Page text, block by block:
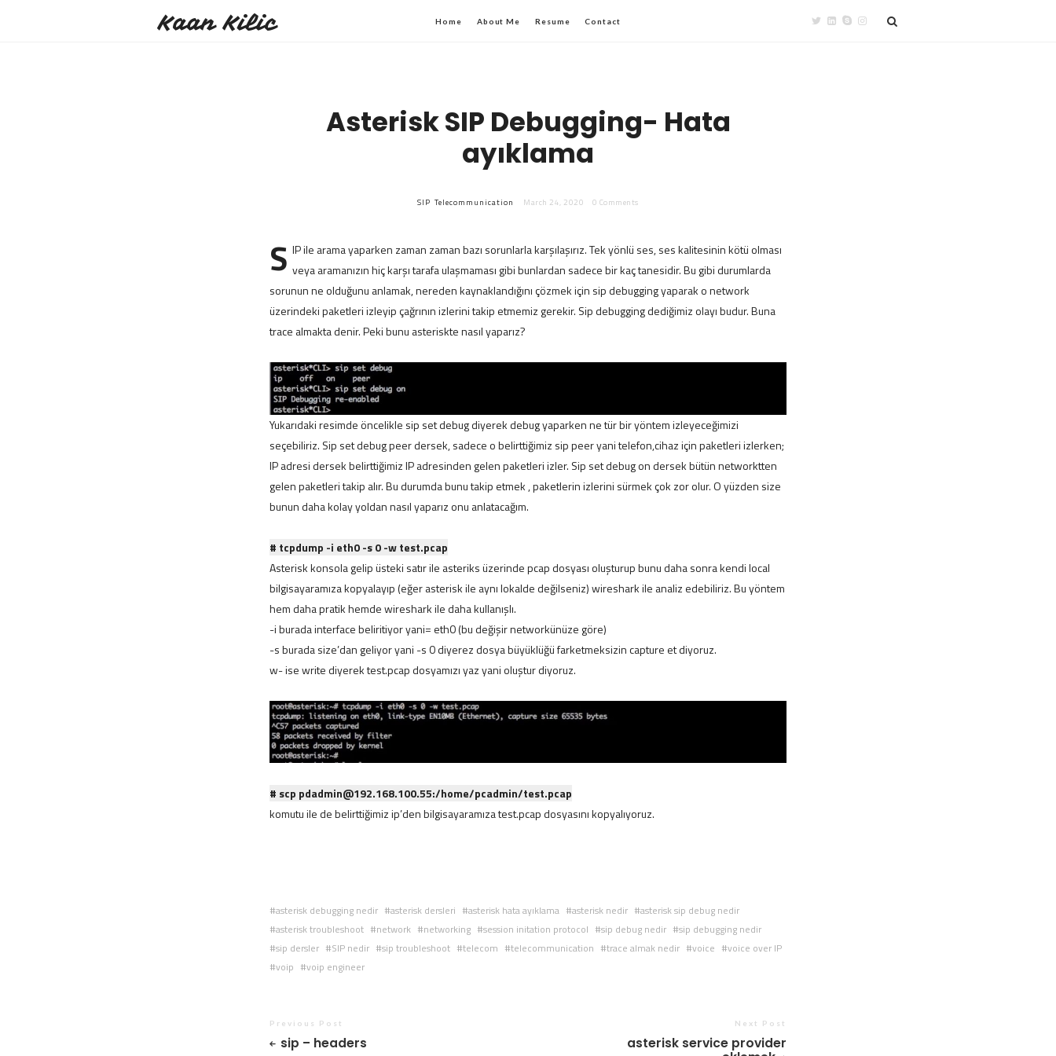
Kaan Kilic Home About Me Resume Contact
Asterisk SIP Debugging- Hata
ayıklama
SIP Telecommunication March 24, 2020 0 Comments
S IP ile arama yaparken zaman zaman bazı sorunlarla karşılaşırız. Tek yönlü ses, ses kalitesinin kötü olması
veya aramanızın hiç karşı tarafa ulaşmaması gibi bunlardan sadece bir kaç tanesidir. Bu gibi durumlarda
sorunun ne olduğunu anlamak, nereden kaynaklandığını çözmek için sip debugging yaparak o network
üzerindeki paketleri izleyip çağrının izlerini takip etmemiz gerekir. Sip debugging dediğimiz olayı budur. Buna
trace almakta denir. Peki bunu asteriskte nasıl yaparız?
Yukarıdaki resimde öncelikle sip set debug diyerek debug yaparken ne tür bir yöntem izleyeceğimizi
seçebiliriz. Sip set debug peer dersek, sadece o belirttiğimiz sip peer yani telefon,cihaz için paketleri izlerken;
IP adresi dersek belirttiğimiz IP adresinden gelen paketleri izler. Sip set debug on dersek bütün networktten
gelen paketleri takip alır. Bu durumda bunu takip etmek , paketlerin izlerini sürmek çok zor olur. O yüzden size
bunun daha kolay yoldan nasıl yaparız onu anlatacağım.
# tcpdump -i eth0 -s 0 -w test.pcap
Asterisk konsola gelip üsteki satır ile asteriks üzerinde pcap dosyası oluşturup bunu daha sonra kendi local
bilgisayaramıza kopyalayıp (eğer asterisk ile aynı lokalde değilseniz) wireshark ile analiz edebiliriz. Bu yöntem
hem daha pratik hemde wireshark ile daha kullanışlı.
-i burada interface beliritiyor yani= eth0 (bu değişir networkünüze göre)
-s burada size’dan geliyor yani -s 0 diyerez dosya büyüklüğü farketmeksizin capture et diyoruz.
w- ise write diyerek test.pcap dosyamızı yaz yani oluştur diyoruz.
# scp pdadmin@192.168.100.55:/home/pcadmin/test.pcap
komutu ile de belirttiğimiz ip’den bilgisayaramıza test.pcap dosyasını kopyalıyoruz.
asterisk debugging nedir asterisk dersleri asterisk hata ayıklama asterisk nedir
asterisk sip debug nedir
asterisk troubleshoot
network networking session initation protocol sip debug nedir
sip debugging nedir
sip dersler
SIP nedir sip troubleshoot telecom telecommunication trace almak nedir voice
voice over IP
voip
voip engineer
Previous Post
sip – headers
Next Post
asterisk service provider